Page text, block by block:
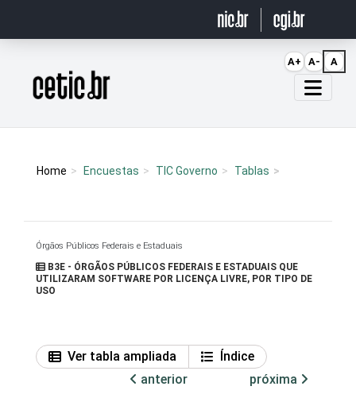
Página inicial
Home Encuestas TIC Governo Tablas
Órgãos Públicos Federais e Estaduais
B3E - ÓRGÃOS PÚBLICOS FEDERAIS E ESTADUAIS QUE
UTILIZARAM SOFTWARE POR LICENÇA LIVRE, POR TIPO DE
USO
Ver tabla ampliada
Índice
anterior
próxima
A+ A- A